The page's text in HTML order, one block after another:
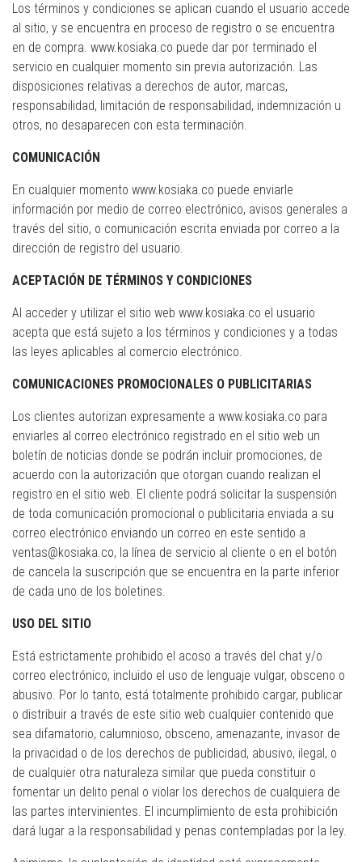
Los términos y condiciones se aplican cuando el usuario accede
al sitio, y se encuentra en proceso de registro o se encuentra
en de compra. www.kosiaka.co puede dar por terminado el
servicio en cualquier momento sin previa autorización. Las
disposiciones relativas a derechos de autor, marcas,
responsabilidad, limitación de responsabilidad, indemnización u
otros, no desaparecen con esta terminación.
COMUNICACIÓN
En cualquier momento www.kosiaka.co puede enviarle
información por medio de correo electrónico, avisos generales a
través del sitio, o comunicación escrita enviada por correo a la
dirección de registro del usuario.
ACEPTACIÓN DE TÉRMINOS Y CONDICIONES
Al acceder y utilizar el sitio web www.kosiaka.co el usuario
acepta que está sujeto a los términos y condiciones y a todas
las leyes aplicables al comercio electrónico.
COMUNICACIONES PROMOCIONALES O PUBLICITARIAS
Los clientes autorizan expresamente a www.kosiaka.co para
enviarles al correo electrónico registrado en el sitio web un
boletín de noticias donde se podrán incluir promociones, de
acuerdo con la autorización que otorgan cuando realizan el
registro en el sitio web. El cliente podrá solicitar la suspensión
de toda comunicación promocional o publicitaria enviada a su
correo electrónico enviando un correo en este sentido a
ventas@kosiaka.co, la línea de servicio al cliente o en el botón
de cancela la suscripción que se encuentra en la parte inferior
de cada uno de los boletines.
USO DEL SITIO
Está estrictamente prohibido el acoso a través del chat y/o
correo electrónico, incluido el uso de lenguaje vulgar, obsceno o
abusivo. Por lo tanto, está totalmente prohibido cargar, publicar
o distribuir a través de este sitio web cualquier contenido que
sea difamatorio, calumnioso, obsceno, amenazante, invasor de
la privacidad o de los derechos de publicidad, abusivo, ilegal, o
de cualquier otra naturaleza similar que pueda constituir o
fomentar un delito penal o violar los derechos de cualquiera de
las partes intervinientes. El incumplimiento de esta prohibición
dará lugar a la responsabilidad y penas contempladas por la ley.